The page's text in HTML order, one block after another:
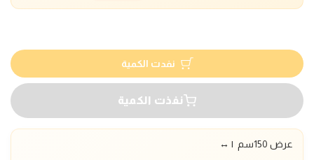
نفدت الكمية
نفذت الكمية
عرض 150سم | ↔️